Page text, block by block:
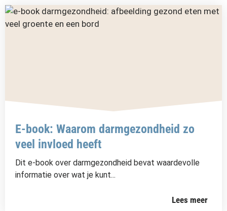
E-book: Waarom darmgezondheid zo
veel invloed heeft
Dit e-book over darmgezondheid bevat waardevolle
informatie over wat je kunt...
Lees meer